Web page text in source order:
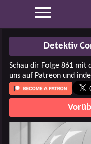
Detektiv
Schau dir Folge 861 mit
uns auf Patreon und